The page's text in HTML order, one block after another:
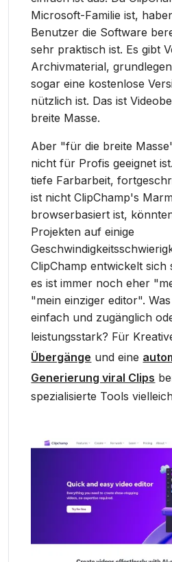
Microsoft-Familie ist,
Benutzer die Software
sehr praktisch ist. Es gibt
Archivmaterial,
sogar eine kostenlose
nützlich ist. Das ist
breite Masse.
Aber "für die breite
nicht für Profis geeignet
tiefe Farbarbeit,
ist nicht ClipChamp's
browserbasiert ist,
Projekten auf einige
ClipChamp entwickelt
es ist immer noch eher
"mein einziger editor".
einfach und zugänglich
leistungsstark? Für
Übergänge und eine
Generierung viral Clips
spezialisierte Tools